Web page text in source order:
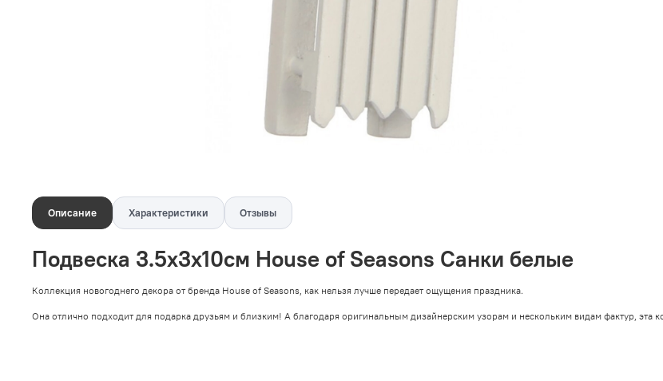
Описание Характеристики Отзывы
Подвеска 3.5х3х10см House of Seasons Санки белые
Коллекция новогоднего декора от бренда House of Seasons, как нельзя лучше передает ощущения праздника.
Она отлично подходит для подарка друзьям и близким! А благодаря оригинальным дизайнерским узорам и нескольким видам фактур, эта